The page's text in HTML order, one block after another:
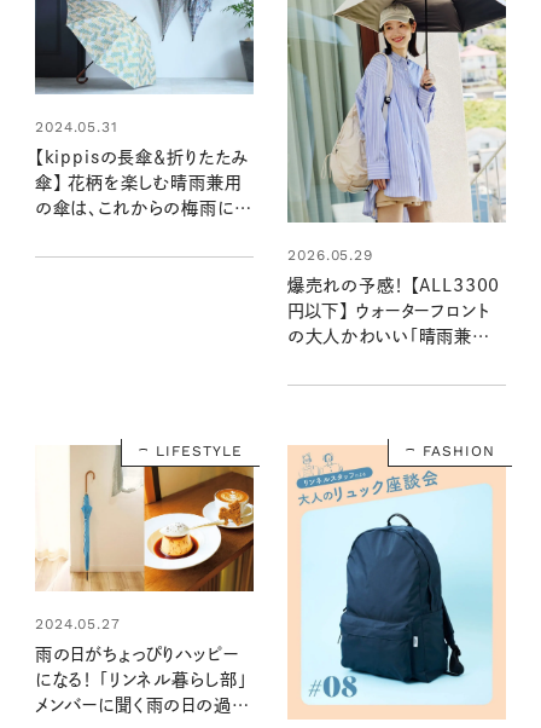
2024.05.31
【kippisの長傘＆折りたたみ
傘】 花柄を楽しむ晴雨兼用
の傘は、これからの梅雨に大
2026.05.29
爆売れの予感！ 【ALL3300
円以下】 ウォーターフロント
の大人かわいい「晴雨兼用
◎
LIFESTYLE
2024.05.27
雨の日がちょっぴりハッピー
になる！ 「リンネル暮らし部」
メンバーに聞く雨の日の過ご
FASHION